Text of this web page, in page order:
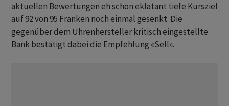
aktuellen Bewertungen eh schon eklatant tiefe Kursziel
auf 92 von 95 Franken noch einmal gesenkt. Die
gegenüber dem Uhrenhersteller kritisch eingestellte
Bank bestätigt dabei die Empfehlung «Sell».